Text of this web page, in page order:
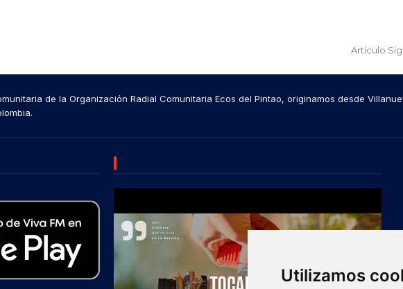
Utilizamos
Artículo
de la Organización Radial Comunitaria Ecos del Pintao, originamos desde